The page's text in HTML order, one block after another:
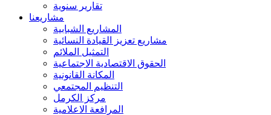
تقارير سنوية
مشاريعنا
المشاريع الشبابية
مشاريع تعزيز القيادة النسائية
التمثيل الملائم
الحقوق الاقتصادية الاجتماعية
المكانة القانونية
التنظيم المجتمعي
مركز الكرمل
المرافعة الاعلامية